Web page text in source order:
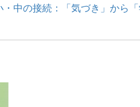
中の接続：「気づき」から